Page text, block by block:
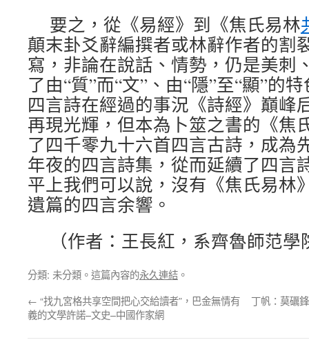
要之，從《易經》到《焦氏易林
顛末卦爻辭編撰者或林辭作者的割
寫，非論在說話、情勢，仍是美刺
了由“質”而“文”、由“隱”至“顯”的
四言詩在經過的事況《詩經》巔峰
再現光輝，但本為卜筮之書的《焦
了四千零九十六首四言古詩，成為
年夜的四言詩集，從而延續了四言
平上我們可以說，沒有《焦氏易林
遺篇的四言余響。
（作者：王長紅，系齊魯師范
分類: 未分類。這篇內容的永久連結 。
← “找九宮格共享空間把心交給讀者”，巴金無情有
義的文學許諾–文史–中國作家網
丁帆：莫礪